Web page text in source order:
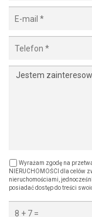
Wyrażam zgodę na
NIERUCHOMOŚCI dla celów
nieruchomościami,
posiadać dostęp do treści